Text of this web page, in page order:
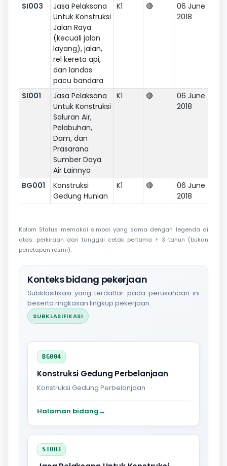
SI003
Jasa Pelaksana
Untuk Konstruksi
Jalan Raya
(kecuali jalan
layang), jalan,
rel kereta api,
dan landas
pacu bandara
K1 🔴
06 June
2018
SI001
Jasa Pelaksana
Untuk Konstruksi
Saluran Air,
Pelabuhan,
Dam, dan
Prasarana
Sumber Daya
Air Lainnya
K1 🔴
06 June
2018
BG001
Konstruksi
Gedung Hunian
K1 🔴
06 June
2018
Kolom Status memakai simbol yang sama dengan legenda di
atas: perkiraan dari tanggal cetak pertama + 3 tahun (bukan
penetapan resmi).
Konteks bidang pekerjaan
Subklasifikasi yang terdaftar pada perusahaan ini
beserta ringkasan lingkup pekerjaan.
SUBKLASIFIKASI
BG004
Konstruksi Gedung Perbelanjaan
Konstruksi Gedung Perbelanjaan
Halaman bidang→
SI003